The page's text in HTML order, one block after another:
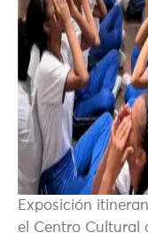
Exposición
el Centro Cultural